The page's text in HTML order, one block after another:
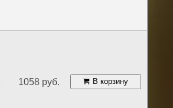
1058 руб. В корзину